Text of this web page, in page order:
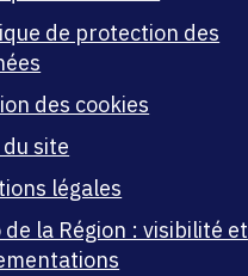
de protection des
des cookies
site
légales
de la Région : visibilité et